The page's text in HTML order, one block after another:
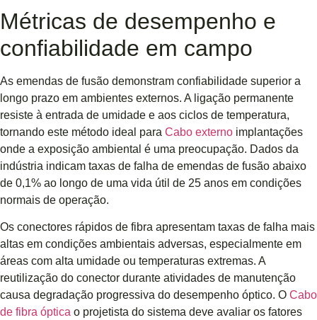
Métricas de desempenho e
confiabilidade em campo
As emendas de fusão demonstram confiabilidade superior a
longo prazo em ambientes externos. A ligação permanente
resiste à entrada de umidade e aos ciclos de temperatura,
tornando este método ideal para Cabo externo implantações
onde a exposição ambiental é uma preocupação. Dados da
indústria indicam taxas de falha de emendas de fusão abaixo
de 0,1% ao longo de uma vida útil de 25 anos em condições
normais de operação.
Os conectores rápidos de fibra apresentam taxas de falha mais
altas em condições ambientais adversas, especialmente em
áreas com alta umidade ou temperaturas extremas. A
reutilização do conector durante atividades de manutenção
causa degradação progressiva do desempenho óptico. O Cabo
de fibra óptica o projetista do sistema deve avaliar os fatores